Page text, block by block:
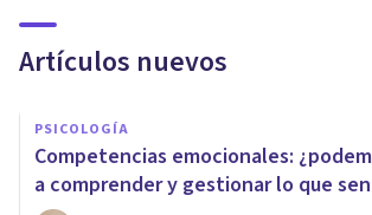
Artículos nuevos
PSICOLOGÍA
Competencias emocionales:
a comprender y gestionar lo que